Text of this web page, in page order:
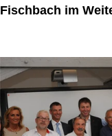
Fischbach im